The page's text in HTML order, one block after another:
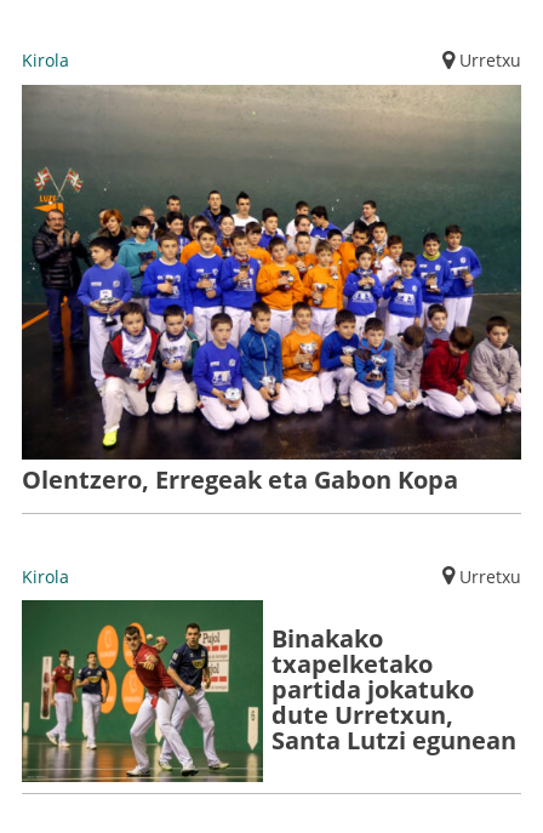
Kirola Urretxu
Olentzero, Erregeak eta Gabon Kopa
Kirola Urretxu
Binakako
txapelketako
partida jokatuko
dute Urretxun,
Santa Lutzi egunean